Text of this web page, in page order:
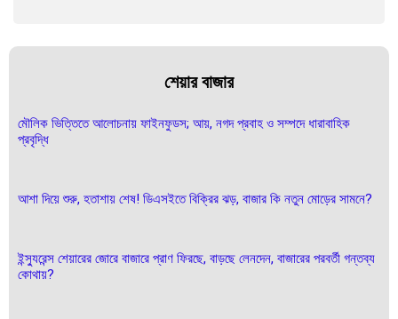
শেয়ার বাজার
মৌলিক ভিত্তিতে আলোচনায় ফাইনফুডস; আয়, নগদ প্রবাহ ও সম্পদে ধারাবাহিক
প্রবৃদ্ধি
আশা দিয়ে শুরু, হতাশায় শেষ! ডিএসইতে বিক্রির ঝড়, বাজার কি নতুন মোড়ের সামনে?
ইন্স্যুরেন্স শেয়ারের জোরে বাজারে প্রাণ ফিরছে, বাড়ছে লেনদেন, বাজারের পরবর্তী গন্তব্য
কোথায়?